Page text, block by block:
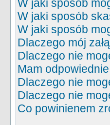
W jaki sposób
W jaki sposób
W jaki sposób
Dlaczego mój
Dlaczego nie
Mam
Dlaczego nie
Dlaczego nie
Co powinienem